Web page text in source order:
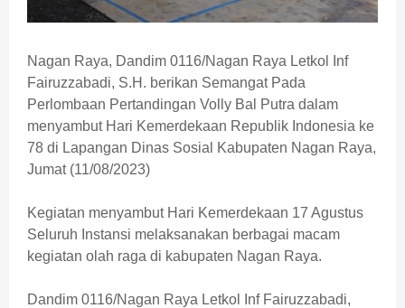
Nagan Raya, Dandim 0116/Nagan Raya Letkol Inf
Fairuzzabadi, S.H. berikan Semangat Pada
Perlombaan Pertandingan Volly Bal Putra dalam
menyambut Hari Kemerdekaan Republik Indonesia ke
78 di Lapangan Dinas Sosial Kabupaten Nagan Raya,
Jumat (11/08/2023)
Kegiatan menyambut Hari Kemerdekaan 17 Agustus
Seluruh Instansi melaksanakan berbagai macam
kegiatan olah raga di kabupaten Nagan Raya.
Dandim 0116/Nagan Raya Letkol Inf Fairuzzabadi,